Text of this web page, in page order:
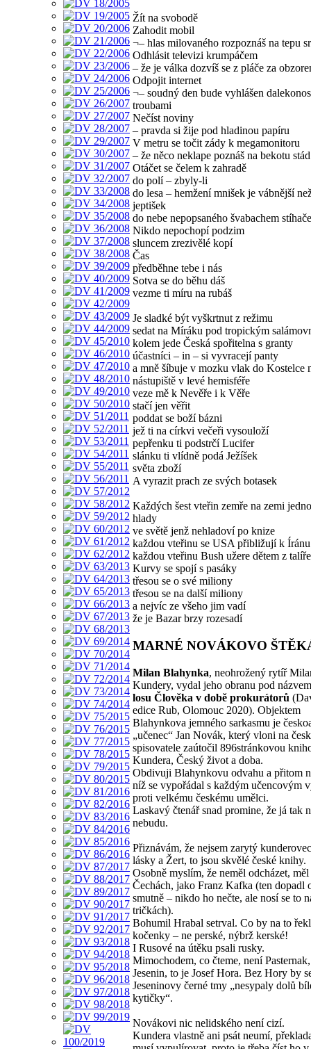
Žít na svobodě
Zahodit mobil
¬– hlas milovaného rozpoznáš na tepu
Odhlásit televizi krumpáčem
– že je válka dozvíš se z pláče za
Odpojit internet
¬– soudný den bude vyhlášen
troubami
Nečíst noviny
– pravda si žije pod hladinou papíru
V metru se točit zády k megamonitoru
– že něco neklape poznáš na bekotu stád
Otáčet se čelem k zahradě
do polí – zbyly-li
do lesa – hemžení mnišek je vábnější
jeptišek
do nebe nepopsaného švabachem
Nikdo nepochopí podzim
sluncem zrezivělé kopí
Čas
předběhne tebe i nás
Sotva se do běhu dáš
vezme ti míru na rubáš
Je sladké být vyškrtnut z režimu
sedat na Míráku pod tropickým
kolem jede Česká spořitelna s granty
účastníci – in – si vyvracejí panty
a mně šíbuje v mozku vlak do Kostelce
nástupiště v levé hemisféře
veze mě k Nevěře i k Věře
stačí jen věřit
poddat se boží bázni
jež ti na církvi večeři vysouloží
pepřenku ti podstrčí Lucifer
slánku ti vlídně podá Ježíšek
světa zboží
A vyrazit prach ze svých botasek
Každých šest vteřin zemře na zemi
hlady
ve světě jenž nehladoví po knize
každou vteřinu se USA přibližují k Íránu
každou vteřinu Bush užere dětem z talíře
Kurvy se spojí s pasáky
třesou se o své miliony
třesou se na další miliony
a nejvíc ze všeho jim vadí
že je Bazar brzy rozesadí
MARNÉ NOVÁKOVO
Milan Blahynka, neohrožený rytíř
Kundery, vydal jeho obranu pod
losu Člověka v době prokurátorů
edice Rub, Olomouc 2020). Objektem
Blahynkova jemného sarkasmu je
„učenec“ Jan Novák, který vloni na
spisovatele zaútočil 896stránkovou
Kundera, Český život a doba.
Obdivuji Blahynkovu odvahu a přitom
níž se vypořádal s každým učencovým
proti velkému českému umělci.
Laskavý čtenář snad promine, že já tak
nebudu.
Přiznávám, že nejsem zarytý
lásky a Žert, to jsou skvělé české knihy.
Osobně myslím, že neměl odcházet,
Čechách, jako Franz Kafka (ten dopadl
smutně – nikdo ho nečte, ale nosí se to
tričkách).
Bohumil Hrabal setrval. Co by na to
kočenky – ne perské, nýbrž kerské!
I Rusové na útěku psali rusky.
Mimochodem, co čteme, není
Jesenin, to je Josef Hora. Bez Hory by
Jeseninovy černé tmy „nesypaly dolů
kytičky“.
Novákovi nic nelidského není cizí.
Kundera vlastně ani psát neumí,